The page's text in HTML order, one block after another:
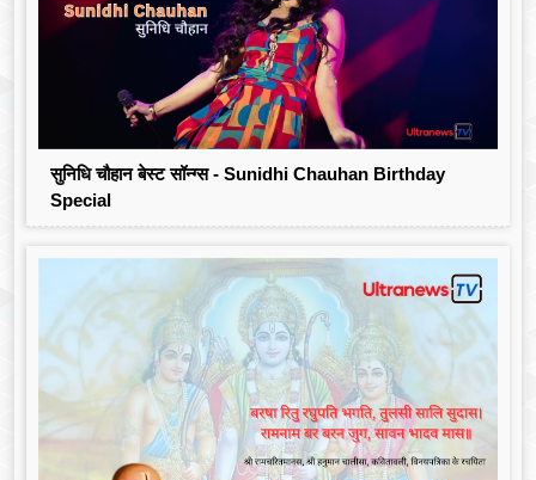
सुनिधि चौहान बेस्ट सॉन्ग्स - Sunidhi Chauhan Birthday
Special